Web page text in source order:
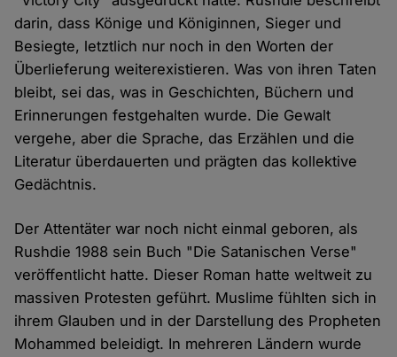
darin, dass Könige und Königinnen, Sieger und
Besiegte, letztlich nur noch in den Worten der
Überlieferung weiterexistieren. Was von ihren Taten
bleibt, sei das, was in Geschichten, Büchern und
Erinnerungen festgehalten wurde. Die Gewalt
vergehe, aber die Sprache, das Erzählen und die
Literatur überdauerten und prägten das kollektive
Gedächtnis.
Der Attentäter war noch nicht einmal geboren, als
Rushdie 1988 sein Buch "Die Satanischen Verse"
veröffentlicht hatte. Dieser Roman hatte weltweit zu
massiven Protesten geführt. Muslime fühlten sich in
ihrem Glauben und in der Darstellung des Propheten
Mohammed beleidigt. In mehreren Ländern wurde